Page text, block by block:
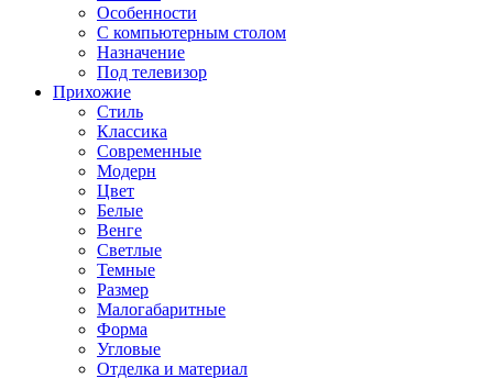
Особенности
С компьютерным столом
Назначение
Под телевизор
Прихожие
Стиль
Классика
Современные
Модерн
Цвет
Белые
Венге
Светлые
Темные
Размер
Малогабаритные
Форма
Угловые
Отделка и материал